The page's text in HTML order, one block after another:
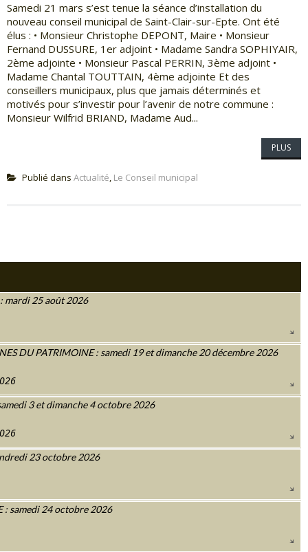
Samedi 21 mars s’est tenue la séance d’installation du
nouveau conseil municipal de Saint-Clair-sur-Epte. Ont été
élus : • Monsieur Christophe DEPONT, Maire • Monsieur
Fernand DUSSURE, 1er adjoint • Madame Sandra SOPHIYAIR,
2ème adjointe • Monsieur Pascal PERRIN, 3ème adjoint •
Madame Chantal TOUTTAIN, 4ème adjointe Et des
conseillers municipaux, plus que jamais déterminés et
motivés pour s’investir pour l’avenir de notre commune :
Monsieur Wilfrid BRIAND, Madame Aud...
PLUS
Publié dans Actualité, Le Conseil municipal
mardi 25 août 2026
DU PATRIMOINE : samedi 19 et dimanche 20 décembre 2026
3 et dimanche 4 octobre 2026
23 octobre 2026
: samedi 24 octobre 2026